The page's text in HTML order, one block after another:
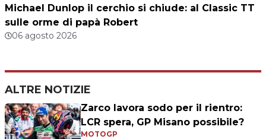
Michael Dunlop il cerchio si chiude: al Classic TT
sulle orme di papà Robert
06 agosto 2026
ALTRE NOTIZIE
Zarco lavora sodo per il rientro:
LCR spera, GP Misano possibile?
MOTOGP